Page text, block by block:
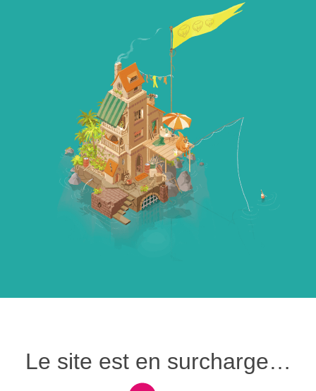
Le site est en surcharge…